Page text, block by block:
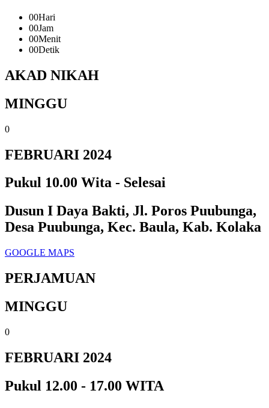
00Hari
00Jam
00Menit
00Detik
AKAD NIKAH
MINGGU
0
FEBRUARI 2024
Pukul 10.00 Wita - Selesai
Dusun I Daya Bakti, Jl. Poros Puubunga,
Desa Puubunga, Kec. Baula, Kab. Kolaka
GOOGLE MAPS
PERJAMUAN
MINGGU
0
FEBRUARI 2024
Pukul 12.00 - 17.00 WITA